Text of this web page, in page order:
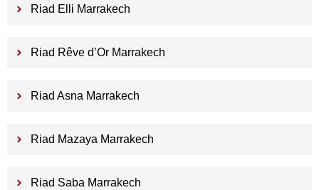
Riad Elli Marrakech
Riad Rêve d’Or Marrakech
Riad Asna Marrakech
Riad Mazaya Marrakech
Riad Saba Marrakech